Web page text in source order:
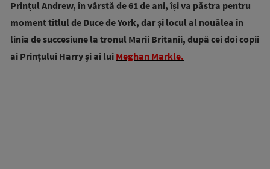
Prințul Andrew, în vârstă de 61 de ani, își va păstra pentru
moment titlul de Duce de York, dar și locul al nouălea în
linia de succesiune la tronul Marii Britanii, după cei doi copii
ai Prințului Harry și ai lui Meghan Markle.